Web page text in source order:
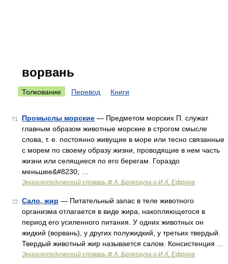
ворвань
Толкование Перевод Книги
71 Промыслы морские — Предметом морских П. служат
главным образом животные морские в строгом смысле
слова, т. е. постоянно живущие в море или тесно связанные
с морем по своему образу жизни, проводящие в нем часть
жизни или селящиеся по его берегам. Гораздо
меньшее&#8230; …
Энциклопедический словарь Ф.А. Брокгауза и И.А. Ефрона
72 Сало, жир — Питательный запас в теле животного
организма отлагается в виде жира, накопляющегося в
период его усиленного питания. У одних животных он
жидкий (ворвань), у других полужидкий, у третьих твердый.
Твердый животный жир называется салом. Консистенция …
Энциклопедический словарь Ф.А. Брокгауза и И.А. Ефрона